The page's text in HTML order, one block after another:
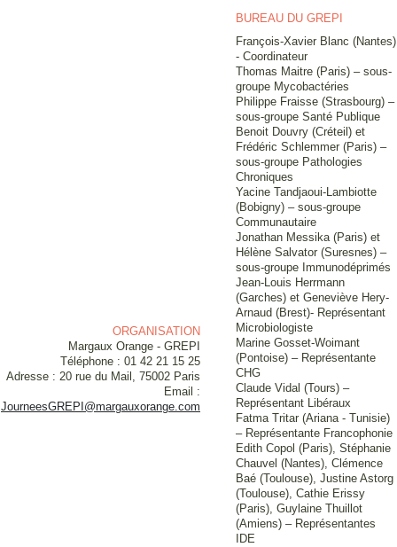
ORGANISATION
Margaux Orange - GREPI
Téléphone : 01 42 21 15 25
Adresse : 20 rue du Mail, 75002 Paris
Email :
JourneesGREPI@margauxorange.com
BUREAU DU GREPI
François-Xavier Blanc (Nantes)
- Coordinateur
Thomas Maitre (Paris) – sous-
groupe Mycobactéries
Philippe Fraisse (Strasbourg) –
sous-groupe Santé Publique
Benoit Douvry (Créteil) et
Frédéric Schlemmer (Paris) –
sous-groupe Pathologies
Chroniques
Yacine Tandjaoui-Lambiotte
(Bobigny) – sous-groupe
Communautaire
Jonathan Messika (Paris) et
Hélène Salvator (Suresnes) –
sous-groupe Immunodéprimés
Jean-Louis Herrmann
(Garches) et Geneviève Hery-
Arnaud (Brest)- Représentant
Microbiologiste
Marine Gosset-Woimant
(Pontoise) – Représentante
CHG
Claude Vidal (Tours) –
Représentant Libéraux
Fatma Tritar (Ariana - Tunisie)
– Représentante Francophonie
Edith Copol (Paris), Stéphanie
Chauvel (Nantes), Clémence
Baé (Toulouse), Justine Astorg
(Toulouse), Cathie Erissy
(Paris), Guylaine Thuillot
(Amiens) – Représentantes
IDE